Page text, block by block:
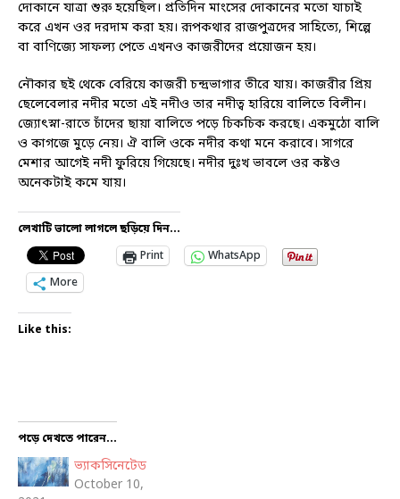
দোকানে যাত্রা শুরু হয়েছিল। প্রতিদিন মাংসের দোকানের মতো যাচাই
করে এখন ওর দরদাম করা হয়। রূপকথার রাজপুত্রদের সাহিত্যে, শিল্পে
বা বাণিজ্যে সাফল্য পেতে এখনও কাজরীদের প্রয়োজন হয়।
নৌকার ছই থেকে বেরিয়ে কাজরী চন্দ্রভাগার তীরে যায়। কাজরীর প্রিয়
ছেলেবেলার নদীর মতো এই নদীও তার নদীত্ব হারিয়ে বালিতে বিলীন।
জ্যোৎস্না-রাতে চাঁদের ছায়া বালিতে পড়ে চিকচিক করছে। একমুঠো বালি
ও কাগজে মুড়ে নেয়। ঐ বালি ওকে নদীর কথা মনে করাবে। সাগরে
মেশার আগেই নদী ফুরিয়ে গিয়েছে। নদীর দুঃখ ভাবলে ওর কষ্টও
অনেকটাই কমে যায়।
লেখাটি ভালো লাগলে ছড়িয়ে দিন...
Print
WhatsApp
More
Like this:
পড়ে দেখতে পারেন...
ভ্যাকসিনেটেড
October 10,